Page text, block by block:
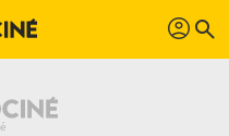
profil search